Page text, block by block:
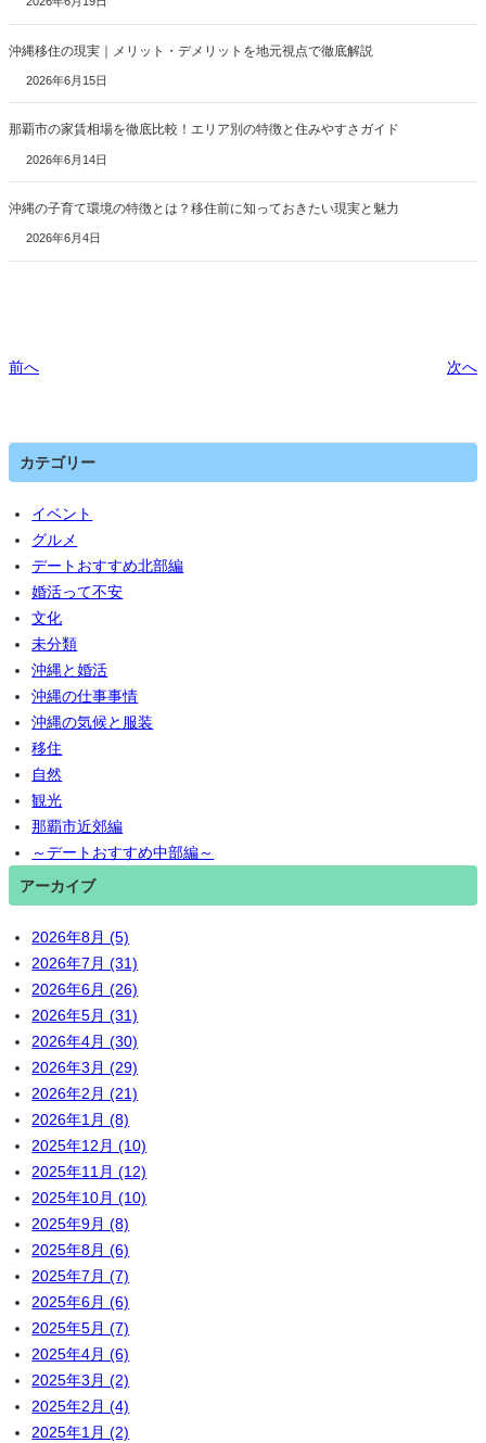
沖縄移住の現実｜メリット・デメリットを地元視点で徹底解説
2026年6月15日
那覇市の家賃相場を徹底比較！エリア別の特徴と住みやすさガイド
2026年6月14日
沖縄の子育て環境の特徴とは？移住前に知っておきたい現実と魅力
2026年6月4日
前へ 次へ
カテゴリー
イベント
グルメ
デートおすすめ北部編
婚活って不安
文化
未分類
沖縄と婚活
沖縄の仕事事情
沖縄の気候と服装
移住
自然
観光
那覇市近郊編
～デートおすすめ中部編～
アーカイブ
2026年8月 (5)
2026年7月 (31)
2026年6月 (26)
2026年5月 (31)
2026年4月 (30)
2026年3月 (29)
2026年2月 (21)
2026年1月 (8)
2025年12月 (10)
2025年11月 (12)
2025年10月 (10)
2025年9月 (8)
2025年8月 (6)
2025年7月 (7)
2025年6月 (6)
2025年5月 (7)
2025年4月 (6)
2025年3月 (2)
2025年2月 (4)
2025年1月 (2)